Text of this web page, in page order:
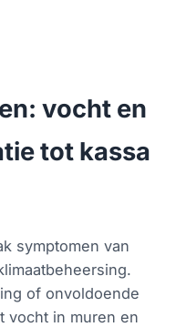
vocht en
tot kassa
symptomen van
of onvoldoende
vocht in muren en